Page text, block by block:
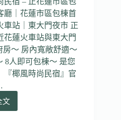
廳｜花蓮市區包棟首
車站｜東大門夜市 正
花蓮火車站與東大門
～ 房內寬敞舒適～
8人即可包棟～ 是您
『椰風時尚民宿』官
文
椰